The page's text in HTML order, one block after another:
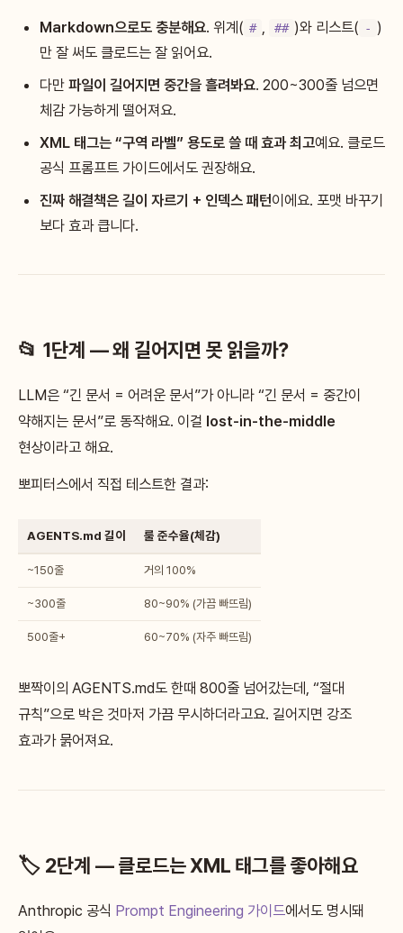
Markdown으로도 충분해요. 위계( # , ## )와 리스트( - )
만 잘 써도 클로드는 잘 읽어요.
다만 파일이 길어지면 중간을 흘려봐요. 200~300줄 넘으면
체감 가능하게 떨어져요.
XML 태그는 “구역 라벨” 용도로 쓸 때 효과 최고예요. 클로드
공식 프롬프트 가이드에서도 권장해요.
진짜 해결책은 길이 자르기 + 인덱스 패턴이에요. 포맷 바꾸기
보다 효과 큽니다.
📂 1단계 — 왜 길어지면 못 읽을까?
LLM은 “긴 문서 = 어려운 문서”가 아니라 “긴 문서 = 중간이
약해지는 문서”로 동작해요. 이걸 lost-in-the-middle
현상이라고 해요.
뽀피터스에서 직접 테스트한 결과:
AGENTS.md 길이 룰 준수율(체감)
~150줄 거의 100%
~300줄 80~90% (가끔 빠뜨림)
500줄+ 60~70% (자주 빠뜨림)
뽀짝이의 AGENTS.md도 한때 800줄 넘어갔는데, “절대
규칙”으로 박은 것마저 가끔 무시하더라고요. 길어지면 강조
효과가 묽어져요.
🏷️ 2단계 — 클로드는 XML 태그를 좋아해요
Anthropic 공식 Prompt Engineering 가이드에서도 명시돼